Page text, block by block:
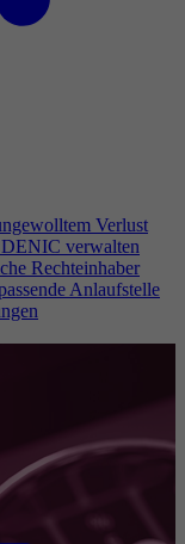
Verlust
verwalten
Rechteinhaber
Anlaufstelle